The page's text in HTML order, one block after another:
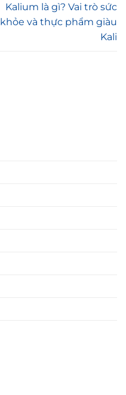
Kalium là gì? Vai trò sức
khỏe và thực phẩm giàu
Kali